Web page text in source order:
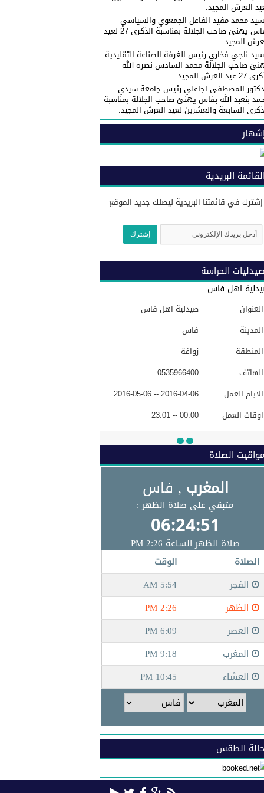
العرش المجيد.
محمد مفيد الفاعل الجمعوي والسياسي
بفاس يهنئ صاحب الجلالة بمناسبة الذكرى 27 لعيد
المجيد
ناجي فخاري رئيس الغرفة الصناعة التقليدية
صاحب الجلالة محمد السادس نصره الله
عيد العرش المجيد
المصطفى اجاعلي رئيس جامعة سيدي
بنعبد الله بفاس يهنئ صاحب الجلالة بمناسبة
السابعة والعشرين لعيد العرش المجيد.
القائمة البريدية
إشترك في قائمتنا البريدية ليصلك جديد الموقع
.
صيدليات الحراسة
اهل فاس
العنوان
صيدلية اهل فاس
المدينة
فاس
المنطقة
زواغة
الهاتف
0535966400
الايام العمل
2016-04-06 -- 2016-05-06
اوقات العمل
00:00 -- 23:01
مواقيت الصلاة
حالة الطقس